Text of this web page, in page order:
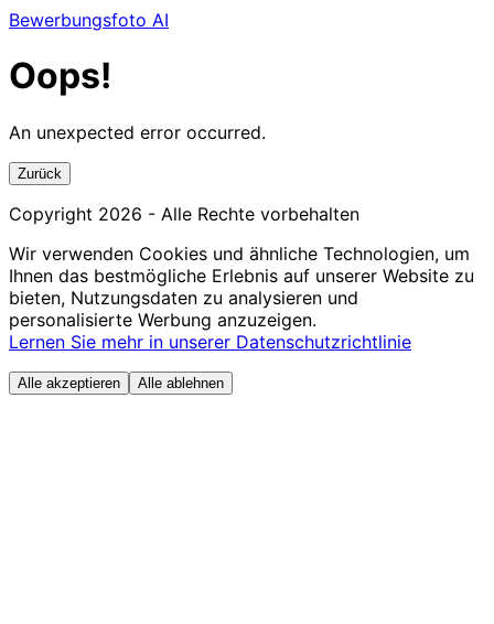
Bewerbungsfoto AI
Oops!
An unexpected error occurred.
Zurück
Copyright 2026 - Alle Rechte vorbehalten
Wir verwenden Cookies und ähnliche Technologien, um
Ihnen das bestmögliche Erlebnis auf unserer Website zu
bieten, Nutzungsdaten zu analysieren und
personalisierte Werbung anzuzeigen.
Lernen Sie mehr in unserer Datenschutzrichtlinie
Alle akzeptieren Alle ablehnen